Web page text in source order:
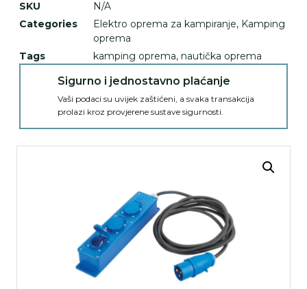
SKU
N/A
Categories
Elektro oprema za kampiranje, Kamping
oprema
Tags
kamping oprema, nautička oprema
Sigurno i jednostavno plaćanje
Vaši podaci su uvijek zaštićeni, a svaka transakcija
prolazi kroz provjerene sustave sigurnosti.